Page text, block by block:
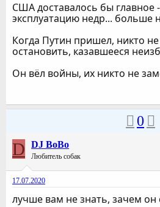
США доставалось бы главное
эксплуатацию недр... больше
Когда Путин пришел, никто
остановить, казавшееся
Он вёл войны, их никто не
0
D DJ BoBo
Любитель собак
17.07.2020
лучше вам не знать, зачем он